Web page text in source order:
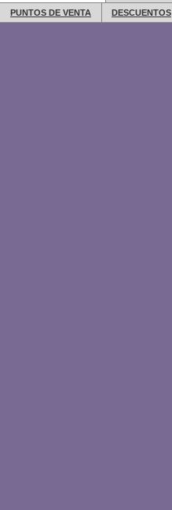
PUNTOS DE VENTA DESCUENTOS